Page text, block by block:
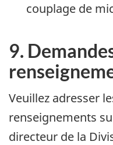
couplage de
9.
Veuillez adresser
renseignements
directeur de la